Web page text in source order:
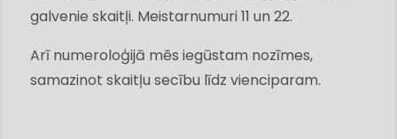
galvenie skaitļi. Meistarnumuri 11 un 22.
Arī numeroloģijā mēs iegūstam nozīmes,
samazinot skaitļu secību līdz vienciparam.